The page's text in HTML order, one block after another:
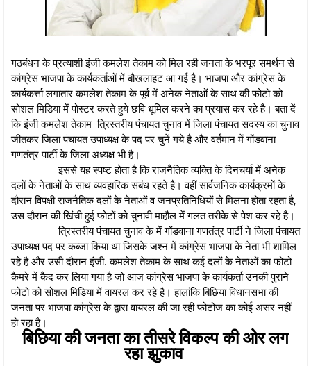
गठबंधन के प्रत्याशी इंजी कमलेश तेकाम को मिल रही जनता के भरपूर समर्थन से
कांग्रेस भाजपा के कार्यकर्ताओं में बौखलाहट आ गई है। भाजपा और कांग्रेस के
कार्यकर्त्ता लगातार कमलेश तेकाम के पूर्व में अनेक नेताओं के साथ की फोटो को
सोशल मिडिया में पोस्टर करते हुये छवि धूमिल करने का प्रयास कर रहे है। बता दें
कि इंजी कमलेश तेकाम त्रिस्तरीय पंचायत चुनाव में जिला पंचायत सदस्य का चुनाव
जीतकर जिला पंचायत उपाध्यक्ष के पद पर चुनें गये है और वर्तमान में गोंडवाना
गणतंत्र पार्टी के जिला अध्यक्ष भी है।
इससे यह स्पष्ट होता है कि राजनैतिक व्यक्ति के दिनचर्या में अनेक
दलों के नेताओं के साथ व्यवहारिक संबंध रहते है। वहीं सार्वजनिक कार्यक्रमों के
दौरान विपक्षी राजनैतिक दलों के नेताओं व जनप्रतिनिधियों से मिलना होता रहता है,
उस दौरान की खिंची हुई फोटों को चुनावी माहौल में गलत तरीके से पेश कर रहे है।
त्रिस्तरीय पंचायत चुनाव के में गोंडवाना गणतंत्र पार्टी ने जिला पंचायत
उपाध्यक्ष पद पर कब्जा किया था जिसके जश्न में कांग्रेस भाजपा के नेता भी शामिल
रहे है और उसी दौरान इंजी. कमलेश तेकाम के साथ कई दलों के नेताओं का फोटो
कैमरे में कैद कर लिया गया है जो आज कांग्रेस भाजपा के कार्यकर्ता उनकी पुराने
फोटो को सोशल मिडिया में वायरल कर रहे है। हालांकि बिछिया विधानसभा की
जनता पर भाजपा कांग्रेस के द्वारा वायरल की जा रही फोटोज का कोई असर नहीं
हो रहा है।
बिछिया की जनता का तीसरे विकल्प की ओर लग
रहा झुकाव